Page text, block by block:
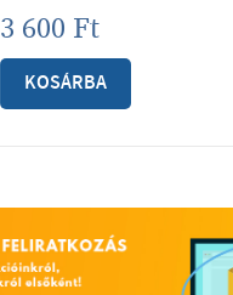
3 600 Ft
KOSÁRBA